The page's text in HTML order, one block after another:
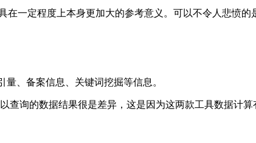
在一定程度上本身更加大的参考意义。可以不令人悲愤的
、备案信息、关键词挖掘等信息。
询的数据结果很是差异，这是因为这两款工具数据计